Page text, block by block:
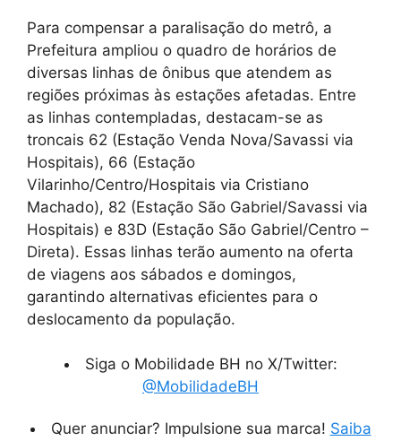
Para compensar a paralisação do metrô, a
Prefeitura ampliou o quadro de horários de
diversas linhas de ônibus que atendem as
regiões próximas às estações afetadas. Entre
as linhas contempladas, destacam-se as
troncais 62 (Estação Venda Nova/Savassi via
Hospitais), 66 (Estação
Vilarinho/Centro/Hospitais via Cristiano
Machado), 82 (Estação São Gabriel/Savassi via
Hospitais) e 83D (Estação São Gabriel/Centro –
Direta). Essas linhas terão aumento na oferta
de viagens aos sábados e domingos,
garantindo alternativas eficientes para o
deslocamento da população.
Siga o Mobilidade BH no X/Twitter:
@MobilidadeBH
Quer anunciar? Impulsione sua marca! Saiba